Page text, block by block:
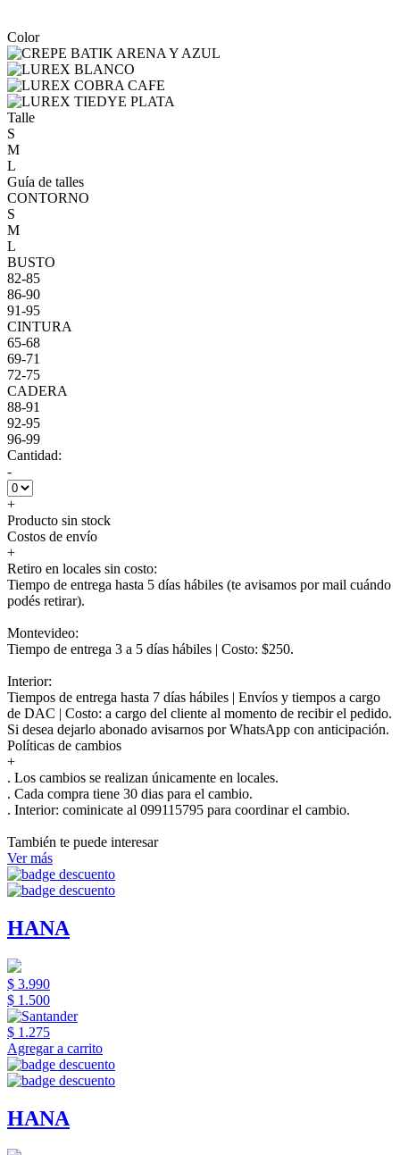
Color
Talle
S
M
L
Guía de talles
CONTORNO
S
M
L
BUSTO
82-85
86-90
91-95
CINTURA
65-68
69-71
72-75
CADERA
88-91
92-95
96-99
Cantidad:
-
+
Producto sin stock
Costos de envío
+
Retiro en locales sin costo:
Tiempo de entrega hasta 5 días hábiles (te avisamos por mail cuándo
podés retirar).
Montevideo:
Tiempo de entrega 3 a 5 días hábiles | Costo: $250.
Interior:
Tiempos de entrega hasta 7 días hábiles | Envíos y tiempos a cargo
de DAC | Costo: a cargo del cliente al momento de recibir el pedido.
Si desea dejarlo abonado avisarnos por WhatsApp con anticipación.
Políticas de cambios
+
. Los cambios se realizan únicamente en locales.
. Cada compra tiene 30 dias para el cambio.
. Interior: cominicate al 099115795 para coordinar el cambio.
También te puede interesar
Ver más
HANA
$ 3.990
$ 1.500
$ 1.275
Agregar a carrito
HANA